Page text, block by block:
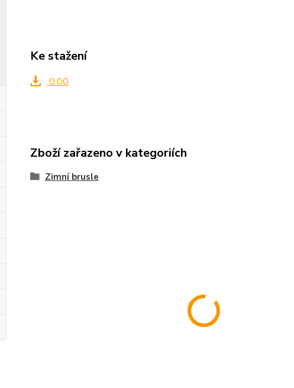
Ke stažení
0.00
Zboží zařazeno v kategoriích
Zimní brusle